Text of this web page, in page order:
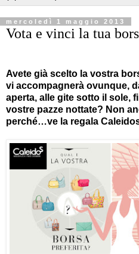
mercoledì 1 maggio 2013
Vota e vinci la tua
Avete già scelto la vostra
vi accompagnerà ovunque,
aperta, alle gite sotto il sole,
vostre pazze nottate? Non
perché…ve la regala